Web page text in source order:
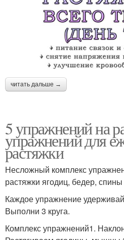
читать дальше →
5 упражнений на
упражнений для
растяжки
Несложный комплекс
растяжки ягодиц, бедер,
Каждое упражнение
Выполни 3 круга.
Комплекс упражнений1.